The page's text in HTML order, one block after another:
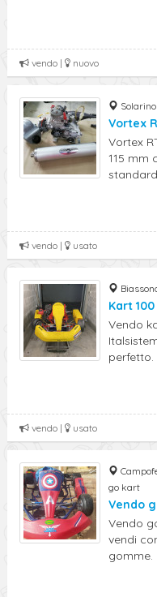
vendo | nuovo
Vortex
Vortex
115 mm
vendo | usato
Kart
Vendo
perfetto.
vendo | usato
go kart
Vendo
Vendo
vendi
gomme.